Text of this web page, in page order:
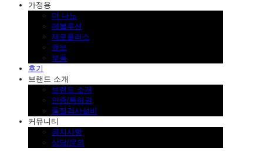
가정용
더 나노
레볼루션
제로플러스
큐브
부품
후기
브랜드 소개
브랜드 소개
인증/특허권
품질검사설비
커뮤니티
공지사항
상담/문의